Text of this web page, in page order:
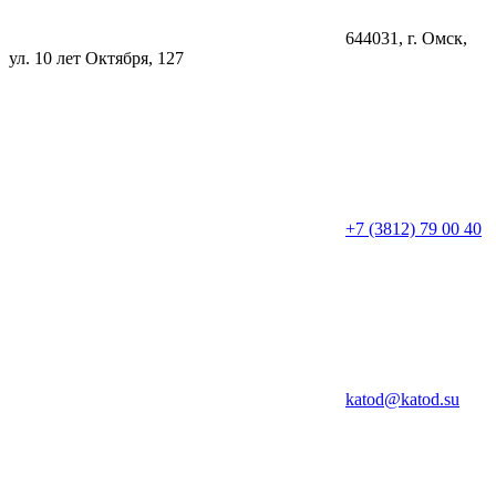
644031 , г. Омск,
ул. 10 лет Октября, 127
+7 (3812) 79 00 40
katod@katod.su